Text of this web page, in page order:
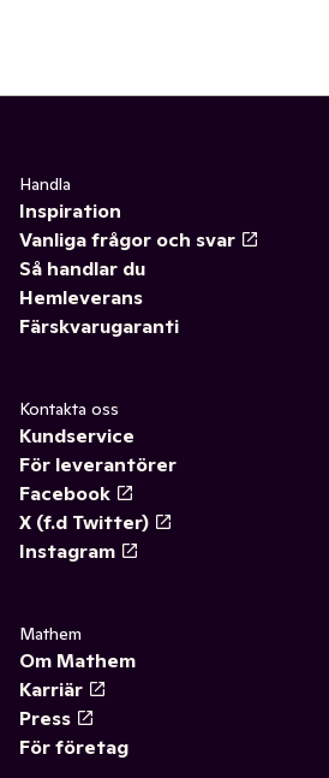
Handla
Inspiration
Vanliga frågor och svar
Så handlar du
Hemleverans
Färskvarugaranti
Kontakta oss
Kundservice
För leverantörer
Facebook
X (f.d Twitter)
Instagram
Mathem
Om Mathem
Karriär
Press
För företag